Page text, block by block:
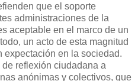
que el soporte
administraciones de la
aceptable en el marco de un
un acto de esta magnitud
expectación en la sociedad.
reflexión ciudadana a
anónimas y colectivos, que